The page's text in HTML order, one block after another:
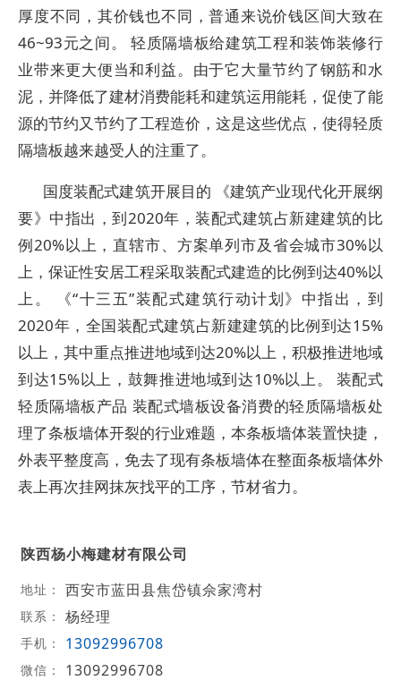
厚度不同，其价钱也不同，普通来说价钱区间大致在
46~93元之间。 轻质隔墙板给建筑工程和装饰装修行
业带来更大便当和利益。由于它大量节约了钢筋和水
泥，并降低了建材消费能耗和建筑运用能耗，促使了能
源的节约又节约了工程造价，这是这些优点，使得轻质
隔墙板越来越受人的注重了。
国度装配式建筑开展目的 《建筑产业现代化开展纲
要》中指出，到2020年，装配式建筑占新建建筑的比
例20%以上，直辖市、方案单列市及省会城市30%以
上，保证性安居工程采取装配式建造的比例到达40%以
上。 《“十三五”装配式建筑行动计划》中指出，到
2020年，全国装配式建筑占新建建筑的比例到达15%
以上，其中重点推进地域到达20%以上，积极推进地域
到达15%以上，鼓舞推进地域到达10%以上。 装配式
轻质隔墙板产品 装配式墙板设备消费的轻质隔墙板处
理了条板墙体开裂的行业难题，本条板墙体装置快捷，
外表平整度高，免去了现有条板墙体在整面条板墙体外
表上再次挂网抹灰找平的工序，节材省力。
陕西杨小梅建材有限公司
地址： 西安市蓝田县焦岱镇佘家湾村
联系： 杨经理
手机： 13092996708
微信： 13092996708